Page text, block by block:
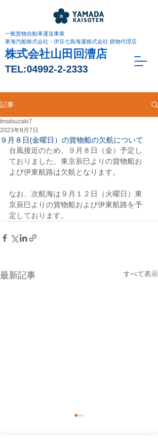
株式会社山田回漕店
TEL:04992-2-2333
一般貨物自動車運送事業
東海汽船株式会社・伊豆七島海運株式会社 貨物代理店
記事
９月８日(金曜日）の貨物船の欠航について
tmatsuzaki7
2023年9月7日
台風接近のため、９月８日（金）予定し
ておりました、東京辰巳よりの貨物船お
よび伊東航路は欠航となります。
なお、次航海は９月１２日（火曜日）東
京辰巳よりの貨物船および伊東航路を予
定しております。
最新記事 すべて表示